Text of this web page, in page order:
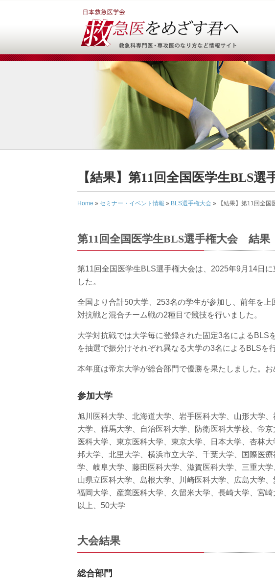
日
【結果】第11回全国医学生BLS選
Home » セミナー・イベント情報 » BLS選手権大会 » 【結果】第11回全国
第11回全国医学生BLS選手権大会 結果
第11回全国医学生BLS選手権大会は、2025年9月14日
した。
全国より合計50大学、253名の学生が参加し、前年を
対抗戦と混合チーム戦の2種目で競技を行いました。
大学対抗戦では大学毎に登録された固定3名によるBLS
を抽選で振分けそれぞれ異なる大学の3名によるBLSを
本年度は帝京大学が総合部門で優勝を果たしました。お
参加大学
旭川医科大学、北海道大学、岩手医科大学、山形大学
大学、群馬大学、自治医科大学、防衛医科大学校、帝
医科大学、東京医科大学、東京大学、日本大学、杏林
邦大学、北里大学、横浜市立大学、千葉大学、国際医
学、岐阜大学、藤田医科大学、滋賀医科大学、三重大
山県立医科大学、島根大学、川崎医科大学、広島大学
福岡大学、産業医科大学、久留米大学、長崎大学、宮
以上、50大学
大会結果
総合部門